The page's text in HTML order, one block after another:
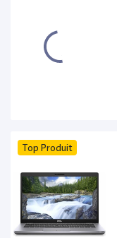
Top Produit